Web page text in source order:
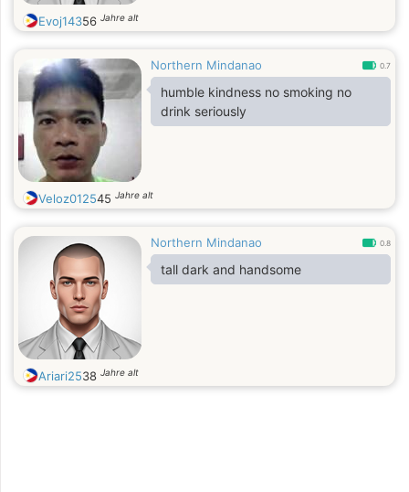
Evoj14356 Jahre alt
Northern Mindanao 0.7
humble kindness no smoking no
drink seriously
Veloz012545 Jahre alt
Northern Mindanao 0.8
tall dark and handsome
Ariari2538 Jahre alt